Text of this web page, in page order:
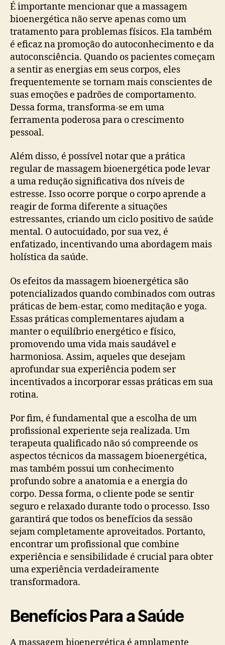
É importante mencionar que a massagem
bioenergética não serve apenas como um
tratamento para problemas físicos. Ela também
é eficaz na promoção do autoconhecimento e da
autoconsciência. Quando os pacientes começam
a sentir as energias em seus corpos, eles
frequentemente se tornam mais conscientes de
suas emoções e padrões de comportamento.
Dessa forma, transforma-se em uma
ferramenta poderosa para o crescimento
pessoal.
Além disso, é possível notar que a prática
regular de massagem bioenergética pode levar
a uma redução significativa dos níveis de
estresse. Isso ocorre porque o corpo aprende a
reagir de forma diferente a situações
estressantes, criando um ciclo positivo de saúde
mental. O autocuidado, por sua vez, é
enfatizado, incentivando uma abordagem mais
holística da saúde.
Os efeitos da massagem bioenergética são
potencializados quando combinados com outras
práticas de bem-estar, como meditação e yoga.
Essas práticas complementares ajudam a
manter o equilíbrio energético e físico,
promovendo uma vida mais saudável e
harmoniosa. Assim, aqueles que desejam
aprofundar sua experiência podem ser
incentivados a incorporar essas práticas em sua
rotina.
Por fim, é fundamental que a escolha de um
profissional experiente seja realizada. Um
terapeuta qualificado não só compreende os
aspectos técnicos da massagem bioenergética,
mas também possui um conhecimento
profundo sobre a anatomia e a energia do
corpo. Dessa forma, o cliente pode se sentir
seguro e relaxado durante todo o processo. Isso
garantirá que todos os benefícios da sessão
sejam completamente aproveitados. Portanto,
encontrar um profissional que combine
experiência e sensibilidade é crucial para obter
uma experiência verdadeiramente
transformadora.
Benefícios Para a Saúde